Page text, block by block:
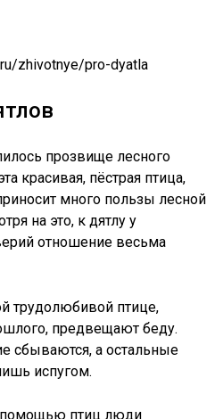
zhivotnye/pro-dyatla
прозвище лесного
красивая, пёстрая птица,
много пользы лесной
на это, к дятлу у
отношение весьма
трудолюбивой птице,
предвещают беду.
сбываются, а остальные
испугом.
помощью птиц люди